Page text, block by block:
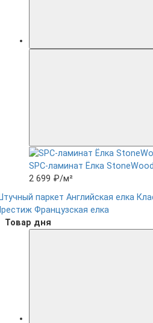
SPC-ламинат Ëлка
2 699 ₽/м²
паркет Английская елка
Французская елка
Товар дня